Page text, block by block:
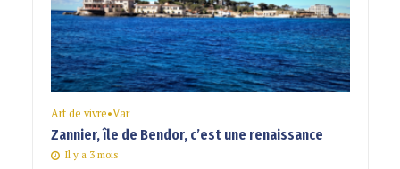
Art de vivre•Var
Zannier, île de Bendor, c’est une renaissance
Il y a 3 mois